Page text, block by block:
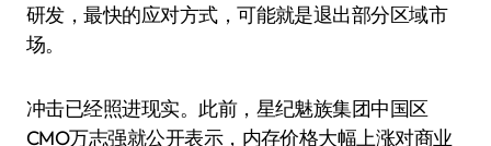
研发，最快的应对方式，可能就是退出部分区域市
场。
冲击已经照进现实。此前，星纪魅族集团中国区
CMO万志强就公开表示，内存价格大幅上涨对商业